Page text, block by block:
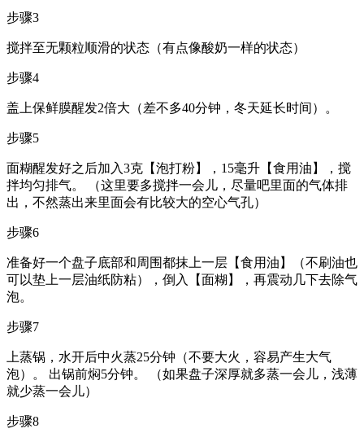
步骤3
搅拌至无颗粒顺滑的状态（有点像酸奶一样的状态）
步骤4
盖上保鲜膜醒发2倍大（差不多40分钟，冬天延长时间）。
步骤5
面糊醒发好之后加入3克【泡打粉】，15毫升【食用油】，搅
拌均匀排气。 （这里要多搅拌一会儿，尽量吧里面的气体排
出，不然蒸出来里面会有比较大的空心气孔）
步骤6
准备好一个盘子底部和周围都抹上一层【食用油】（不刷油也
可以垫上一层油纸防粘），倒入【面糊】，再震动几下去除气
泡。
步骤7
上蒸锅，水开后中火蒸25分钟（不要大火，容易产生大气
泡）。 出锅前焖5分钟。 （如果盘子深厚就多蒸一会儿，浅薄
就少蒸一会儿）
步骤8